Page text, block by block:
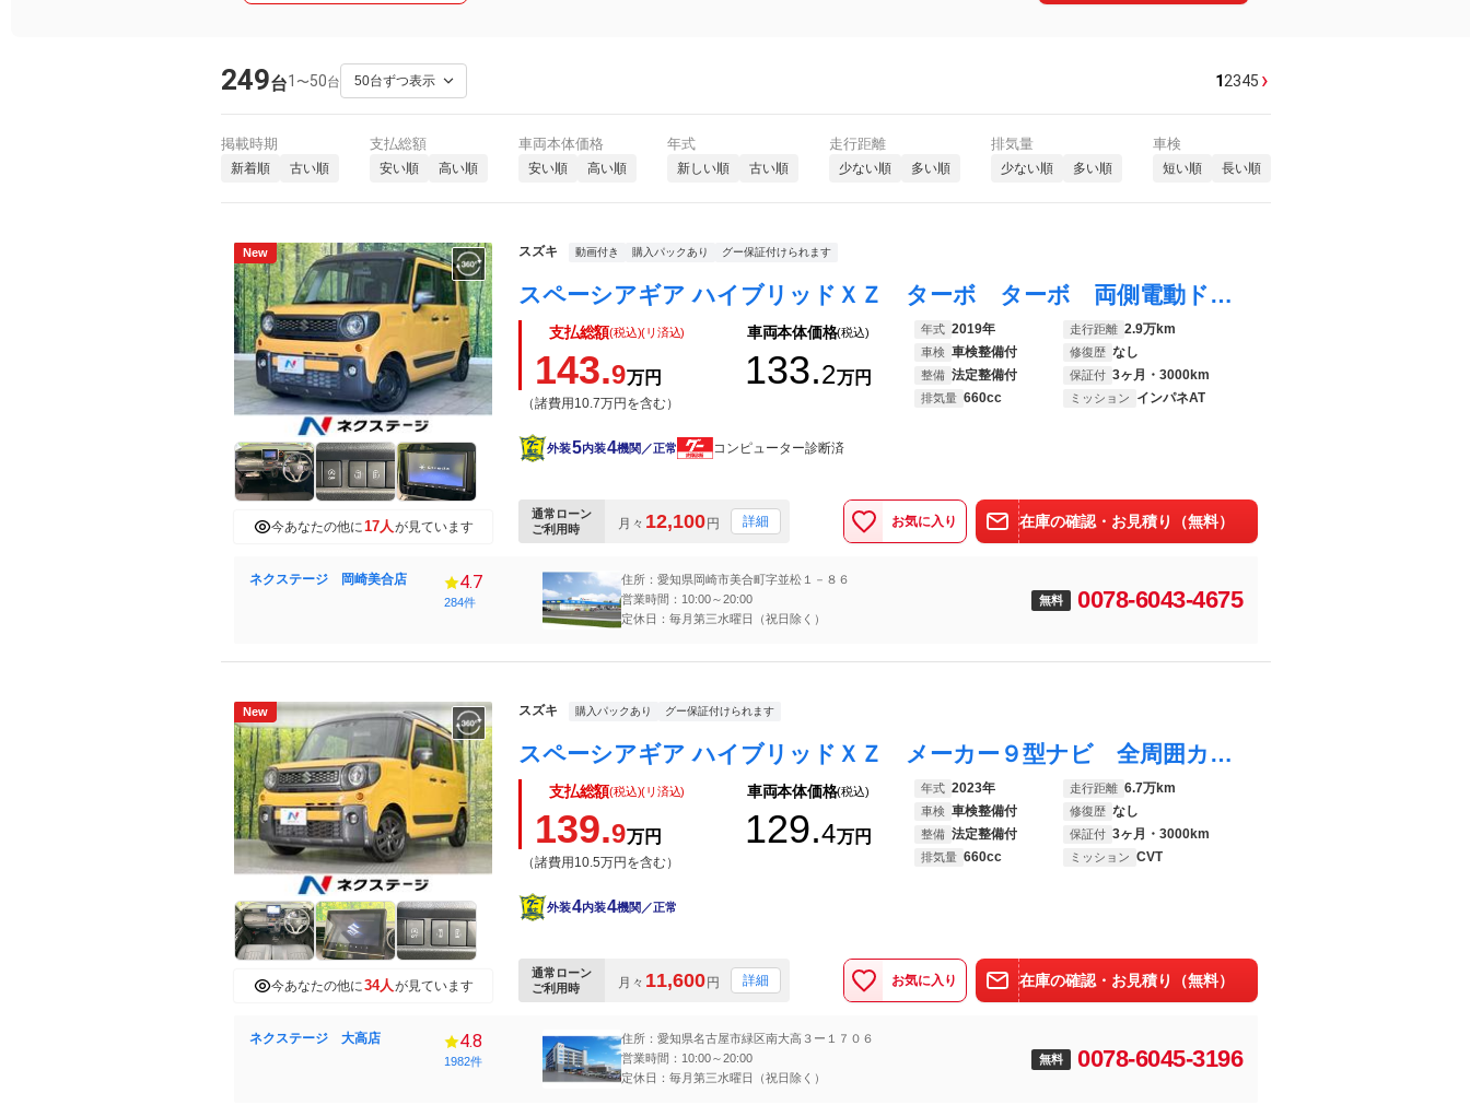
249台1 〜50台 12345 ›
掲載時期
新着順 古い順
支払総額
安い順 高い順
車両本体価格
安い順 高い順
年式
新しい順 古い順
走行距離
少ない順 多い順
排気量
少ない順 多い順
車検
短い順 長い順
New
今あなたの他に17人が見ています
スズキ 動画付き 購入パックあり グー保証付けられます
スペーシアギア ハイブリッドＸＺ ターボ ターボ 両側電動ドア ＳＤナビ バックカメラ スズキセーフティサポート ドラレコ ＥＴＣ シートヒーター Ｂｌｕｅｔｏｏｔｈ サーキュレーター ＬＥＤヘッド コーナーセンサー クルコン オートライト
支払総額(税込)(リ済込)
143.9万円
（諸費用10.7万円を含む）
車両本体価格(税込)
133.2万円
年式 2019年 走行距離 2.9万km
車検 車検整備付 修復歴 なし
整備 法定整備付 保証付 3ヶ月・3000km
排気量 660cc ミッション インパネAT
外装5内装4機関／正常 コンピューター診断済
通常ローン
ご利用時
月々 12,100円 詳細 お気に入り 在庫の確認・お見積り（無料）
ネクステージ 岡崎美合店 4.7
284件
住所：愛知県岡崎市美合町字並松１－８６
営業時間：10:00～20:00
定休日：毎月第三水曜日（祝日除く）
無料 0078-6043-4675
New
今あなたの他に34人が見ています
スズキ 購入パックあり グー保証付けられます
スペーシアギア ハイブリッドＸＺ メーカー９型ナビ 全周囲カメラ 両側電動ドア 衝突軽減システム アダプティブクルーズ ＥＴＣ シートヒーター オートエアコン ＬＥＤヘッドライト シートバックテーブル スマートキー
支払総額(税込)(リ済込)
139.9万円
（諸費用10.5万円を含む）
車両本体価格(税込)
129.4万円
年式 2023年 走行距離 6.7万km
車検 車検整備付 修復歴 なし
整備 法定整備付 保証付 3ヶ月・3000km
排気量 660cc ミッション CVT
外装4内装4機関／正常
通常ローン
ご利用時
月々 11,600円 詳細 お気に入り 在庫の確認・お見積り（無料）
ネクステージ 大高店 4.8
1982件
住所：愛知県名古屋市緑区南大高３ー１７０６
営業時間：10:00～20:00
定休日：毎月第三水曜日（祝日除く）
無料 0078-6045-3196